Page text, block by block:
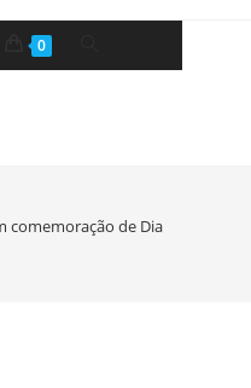
0
comemoração de Dia das